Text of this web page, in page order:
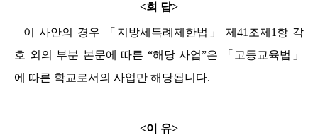
<회 답>
이 사안의 경우 「 지방세특례제한법 」제41 조제 1 항 각
호 외의 부분 본문에 따른 “해당 사업”은 「 고등교육법 」
에 따른 학교로서의 사업만 해당됩니다.
<이 유>